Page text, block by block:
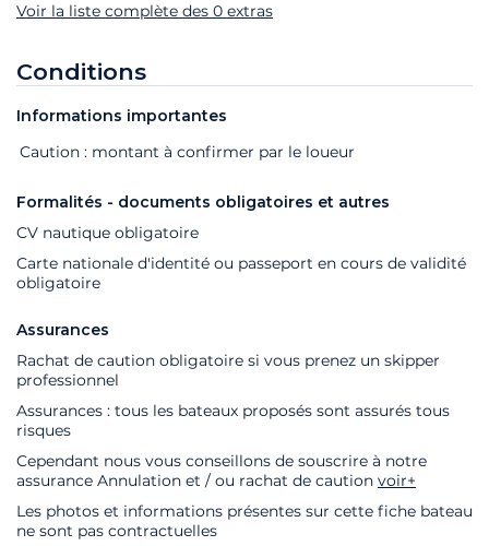
Extras Statut Prix
Voir la liste complète des 0 extras
Conditions
Informations importantes
Extras Statut Prix
Caution : montant à confirmer par le loueur
Formalités - documents obligatoires et autres
CV nautique obligatoire
Carte nationale d'identité ou passeport en cours de validité
obligatoire
Assurances
Rachat de caution obligatoire si vous prenez un skipper
professionnel
Assurances : tous les bateaux proposés sont assurés tous
risques
Cependant nous vous conseillons de souscrire à notre
assurance Annulation et / ou rachat de caution voir+
Les photos et informations présentes sur cette fiche bateau
ne sont pas contractuelles